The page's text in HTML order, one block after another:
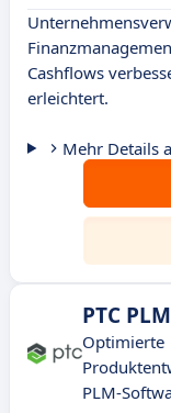
Cashflows
erleichtert.
Mehr Details
PTC PLM
Optimierte
PLM-